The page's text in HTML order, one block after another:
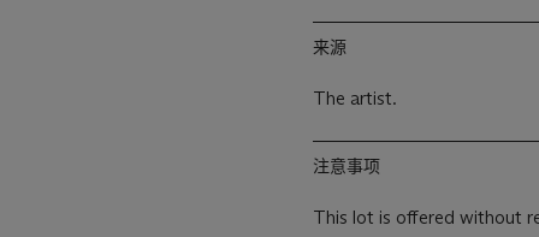
来源
The artist.
注意事项
This lot is offered without